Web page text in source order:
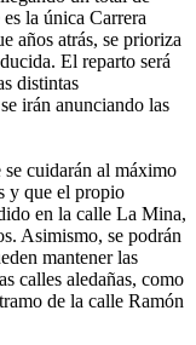
la única Carrera
años atrás, se prioriza
El reparto será
distintas
irán anunciando las
cuidarán al máximo
y que el propio
en la calle La Mina,
Asimismo, se podrán
mantener las
calles aledañas, como
de la calle Ramón